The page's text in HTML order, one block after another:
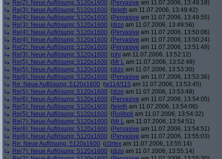
Re(2): Neue Auflösung: 5120x1600 (Pervasive am 11.07.2006, 13:49:18)
Re(3): Neue Auflösung: 5120x1600 (teleth am 11.07.2006, 13:49:42)
Re(4): Neue Auflösung: 5120x1600 (Pervasive am 11.07.2006, 13:49:55)
Re(3): Neue Auflösung: 5120x1600 (dizo am 11.07.2006, 13:49:56)
Re(4): Neue Auflösung: 5120x1600 (Pervasive am 11.07.2006, 13:50:06)
Re(4): Neue Auflösung: 5120x1600 (Pervasive am 11.07.2006, 13:50:24)
Re(2): Neue Auflösung: 5120x1600 (Pervasive am 11.07.2006, 13:51:49)
Re(3): Neue Auflösung: 5120x1600 (phj am 11.07.2006, 13:52:12)
Re(5): Neue Auflösung: 5120x1600 (Mr L am 11.07.2006, 13:52:48)
Re(5): Neue Auflösung: 5120x1600 (dizo am 11.07.2006, 13:53:30)
Re(6): Neue Auflösung: 5120x1600 (Pervasive am 11.07.2006, 13:53:36)
Re: Neue Auflösung: 5120x1600 (w114/115 am 11.07.2006, 13:53:45)
Re(5): Neue Auflösung: 5120x1600 (dizo am 11.07.2006, 13:53:48)
Re(6): Neue Auflösung: 5120x1600 (Pervasive am 11.07.2006, 13:54:05)
Re(5): Neue Auflösung: 5120x1600 (teleth am 11.07.2006, 13:54:06)
Re(5): Neue Auflösung: 5120x1600 (Roliboli am 11.07.2006, 13:54:32)
Re(7): Neue Auflösung: 5120x1600 (Mr L am 11.07.2006, 13:54:51)
Re(6): Neue Auflösung: 5120x1600 (Pervasive am 11.07.2006, 13:54:51)
Re(6): Neue Auflösung: 5120x1600 (Pervasive am 11.07.2006, 13:55:03)
Re: Neue Auflösung: 5120x1600 (c0rtex am 11.07.2006, 13:55:14)
Re(7): Neue Auflösung: 5120x1600 (dizo am 11.07.2006, 13:55:14)